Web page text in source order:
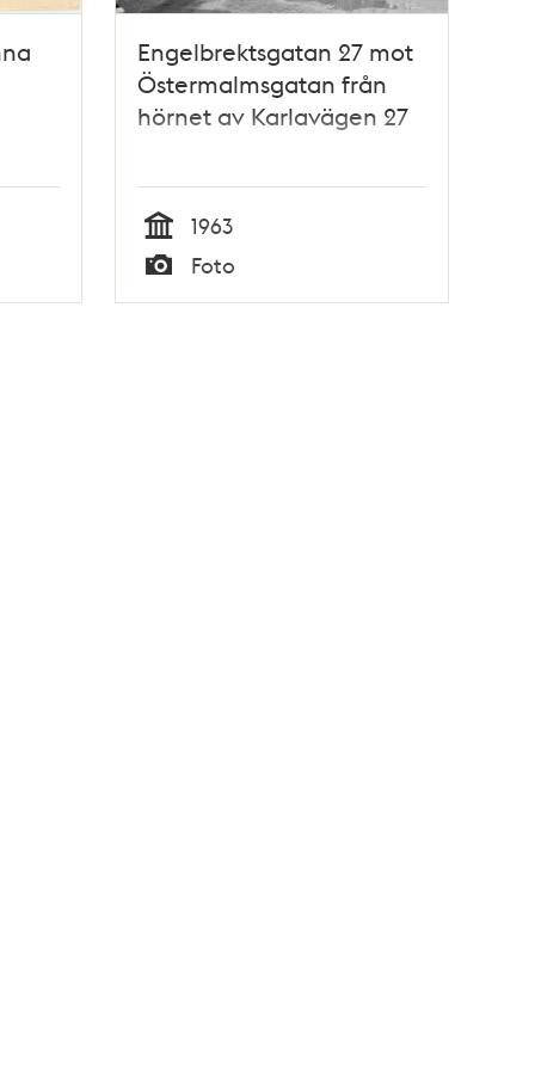
Engelbrektsgatan 27 mot
Östermalmsgatan från
hörnet av Karlavägen 27
Tid
1963
Typ
Foto